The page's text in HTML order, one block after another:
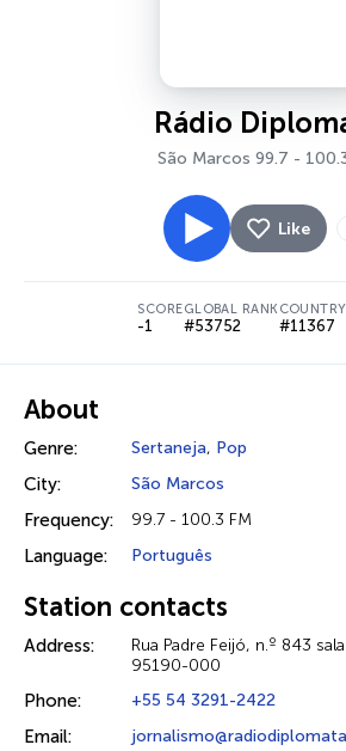
Rádio
São Marcos 99.7 -
Like
SCORE
-1
GLOBAL RANK
#53752 #11367
About
Genre: Sertaneja, Pop
City: São Marcos
Frequency: 99.7 - 100.3 FM
Language: Português
Station contacts
Address:
Rua Padre Feijó, n.º 843
95190-000
Phone: +55 54 3291-2422
Email: